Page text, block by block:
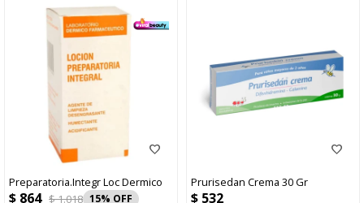
Preparatoria.Integr Loc Dermico
$ 864 $1.018 15
Prurisedan Crema 30 Gr
$ 532